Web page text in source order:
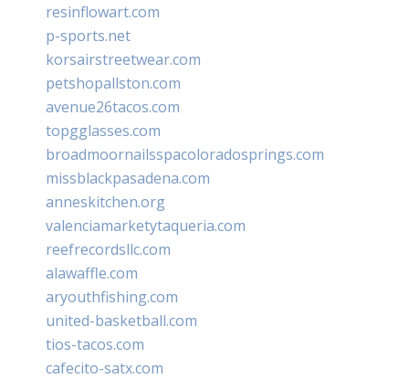
resinflowart.com
p-sports.net
korsairstreetwear.com
petshopallston.com
avenue26tacos.com
topgglasses.com
broadmoornailsspacoloradosprings.com
missblackpasadena.com
anneskitchen.org
valenciamarketytaqueria.com
reefrecordsllc.com
alawaffle.com
aryouthfishing.com
united-basketball.com
tios-tacos.com
cafecito-satx.com